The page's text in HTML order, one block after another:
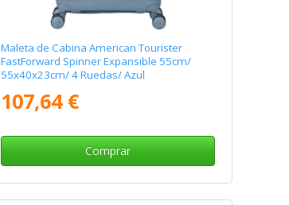
Maleta de Cabina American Tourister
FastForward Spinner Expansible 55cm/
55x40x23cm/ 4 Ruedas/ Azul
107,64 €
Comprar